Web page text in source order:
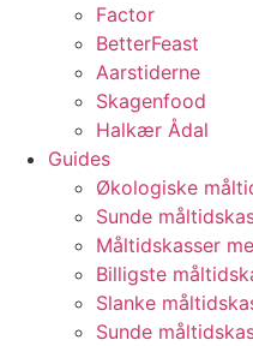
Factor
BetterFeast
Aarstiderne
Skagenfood
Halkær Ådal
Guides
Økologiske
Sunde
Måltidskasser
Billigste
Slanke
Sunde